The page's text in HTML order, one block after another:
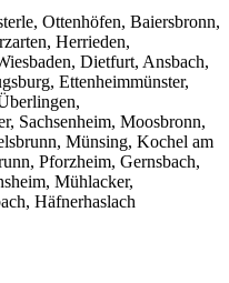
Ottenhöfen, Baiersbronn,
Herrieden,
Dietfurt, Ansbach,
Ettenheimmünster,
Sachsenheim, Moosbronn,
Münsing, Kochel am
Pforzheim, Gernsbach,
Mühlacker,
Häfnerhaslach